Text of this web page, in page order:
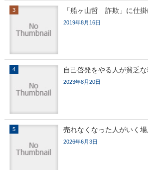
「船ヶ山哲 詐欺」に仕
2019年8月16日
自己啓発をやる人が貧乏
2023年8月20日
売れなくなった人がいく
2026年6月3日